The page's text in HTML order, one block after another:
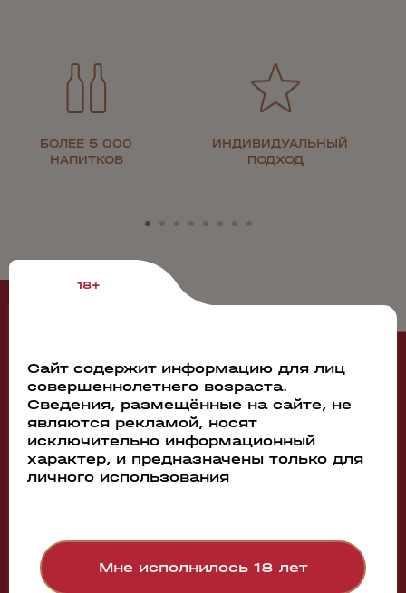
БОЛЕЕ 5 000
НАПИТКОВ
ИНДИВИДУАЛЬНЫЙ
ПОДХОД
108574
Дистиллят Polugar №1 Rye & Wheat
11 520 руб. Бронь в 1 клик
18+
Сайт содержит информацию для лиц
совершеннолетнего возраста.
Сведения, размещённые на сайте, не
являются рекламой, носят
исключительно информационный
характер, и предназначены только для
личного использования
Мне исполнилось 18 лет